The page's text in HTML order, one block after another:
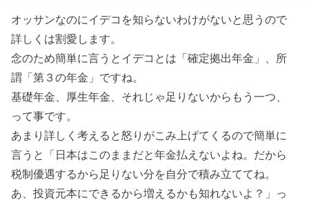
オッサンなのにイデコを知らないわけがないと思うので
詳しくは割愛します。
念のため簡単に言うとイデコとは「確定拠出年金」、所
謂「第３の年金」ですね。
基礎年金、厚生年金、それじゃ足りないからもう一つ、
って事です。
あまり詳しく考えると怒りがこみ上げてくるので簡単に
言うと「日本はこのままだと年金払えないよね。だから
税制優遇するから足りない分を自分で積み立ててね。
あ、投資元本にできるから増えるかも知れないよ？」っ